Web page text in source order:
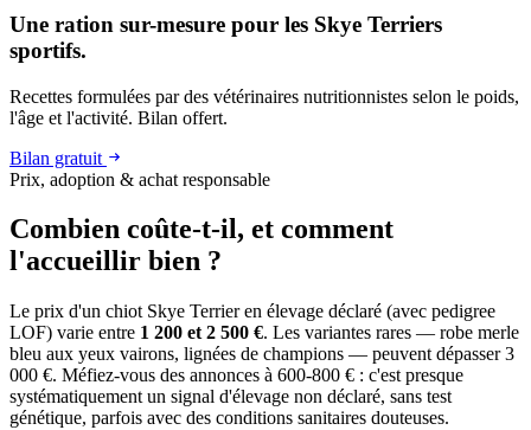
Une ration sur-mesure pour les Skye Terriers
sportifs.
Recettes formulées par des vétérinaires nutritionnistes selon le poids,
l'âge et l'activité. Bilan offert.
Bilan gratuit
Prix, adoption & achat responsable
Combien coûte-t-il, et comment
l'accueillir bien ?
Le prix d'un chiot Skye Terrier en élevage déclaré (avec pedigree
LOF) varie entre 1 200 et 2 500 €. Les variantes rares — robe merle
bleu aux yeux vairons, lignées de champions — peuvent dépasser 3
000 €. Méfiez-vous des annonces à 600-800 € : c'est presque
systématiquement un signal d'élevage non déclaré, sans test
génétique, parfois avec des conditions sanitaires douteuses.